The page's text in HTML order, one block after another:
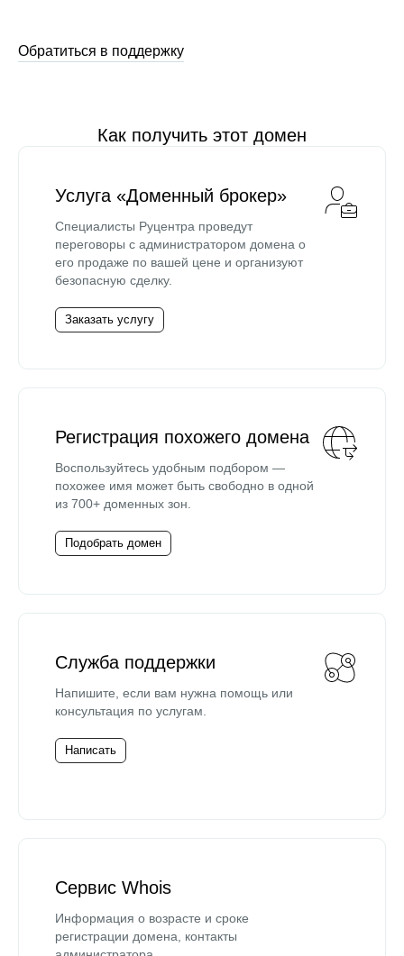
Обратиться в поддержку
Как получить этот домен
Услуга «Доменный брокер»
Специалисты Руцентра проведут
переговоры с администратором домена о
его продаже по вашей цене и организуют
безопасную сделку.
Заказать услугу
Регистрация похожего домена
Воспользуйтесь удобным подбором —
похожее имя может быть свободно в одной
из 700+ доменных зон.
Подобрать домен
Служба поддержки
Напишите, если вам нужна помощь или
консультация по услугам.
Написать
Сервис Whois
Информация о возрасте и сроке
регистрации домена, контакты